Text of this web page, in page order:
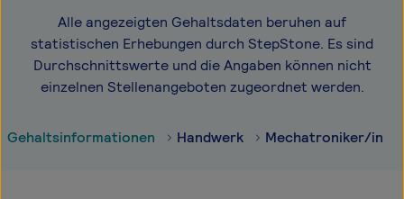
Alle angezeigten Gehaltsdaten beruhen auf
statistischen Erhebungen durch StepStone. Es sind
Durchschnittswerte und die Angaben können nicht
einzelnen Stellenangeboten zugeordnet werden.
Gehaltsinformationen Handwerk Mechatroniker/in